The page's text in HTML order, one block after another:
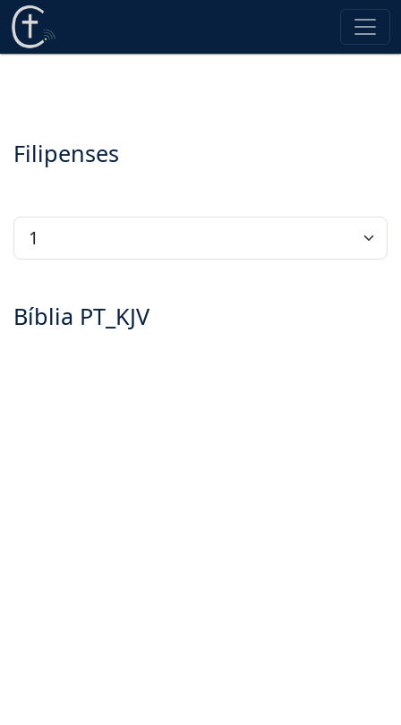
Filipenses
Bíblia PT_KJV